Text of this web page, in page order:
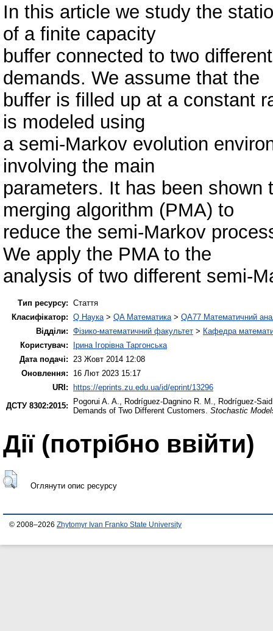
In this article we study the
of a finite capacity
buffer connected to two
demands. We assume that the
buffer is filled up at a constant
is modeled using
a semi-Markov evolution
involving the main
parameters. It has been
merging algorithm (PMA) to
reduce the semi-Markov
We apply the PMA to the
analysis of two different semi-
Тип ресурсу: Стаття
Класифікатор: Q Наука > QA Математика > QA77 Математичний
Відділи: Фізико-математичний факультет > Кафедра
Користувач:
Ірина Ігорівна Таргонська
Дата подачі:
23 Жовт 2014 12:08
Оновлення:
16 Лют 2023 15:17
URI: https://eprints.zu.edu.ua/id/eprint/13296
ДСТУ 8302:2015:
Pogorui A. A. Rodríguez-Dagnino R. M.
Rodríguez-
Demands of Two Different Customers. Stochastic
Дії ​​(потрібно ввійти)
Оглянути опис ресурсу
© 2008–2026 Zhytomyr Ivan Franko State University